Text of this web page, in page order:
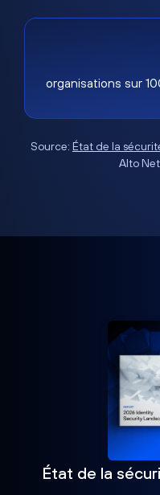
organisations sur
Source: État de la
Alto
État de la